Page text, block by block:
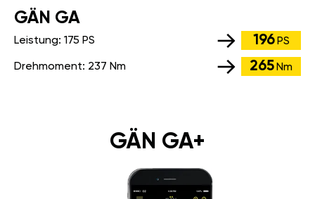
GÄN GA
Leistung: 175 PS 196 PS
Drehmoment: 237 Nm 265 Nm
GÄN GA+